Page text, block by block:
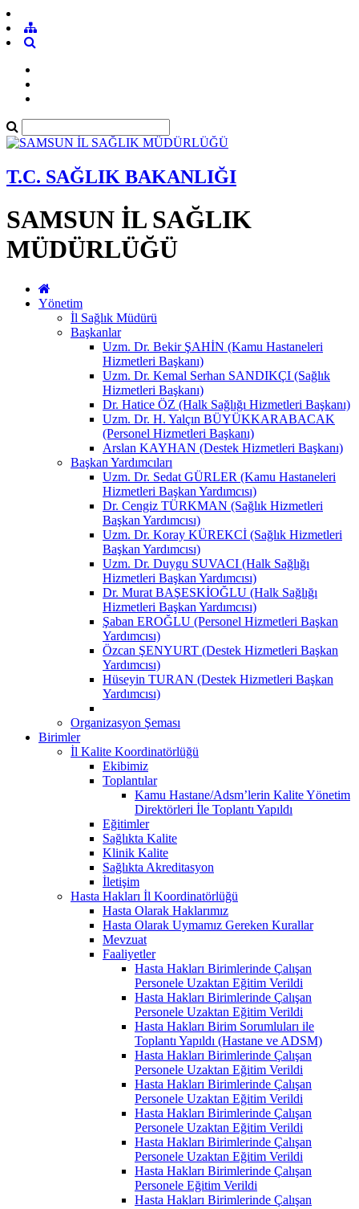
T.C. SAĞLIK BAKANLIĞI
SAMSUN İL SAĞLIK
MÜDÜRLÜĞÜ
Yönetim
İl Sağlık Müdürü
Başkanlar
Uzm. Dr. Bekir ŞAHİN (Kamu Hastaneleri
Hizmetleri Başkanı)
Uzm. Dr. Kemal Serhan SANDIKÇI (Sağlık
Hizmetleri Başkanı)
Dr. Hatice ÖZ (Halk Sağlığı Hizmetleri Başkanı)
Uzm. Dr. H. Yalçın BÜYÜKKARABACAK
(Personel Hizmetleri Başkanı)
Arslan KAYHAN (Destek Hizmetleri Başkanı)
Başkan Yardımcıları
Uzm. Dr. Sedat GÜRLER (Kamu Hastaneleri
Hizmetleri Başkan Yardımcısı)
Dr. Cengiz TÜRKMAN (Sağlık Hizmetleri
Başkan Yardımcısı)
Uzm. Dr. Koray KÜREKCİ (Sağlık Hizmetleri
Başkan Yardımcısı)
Uzm. Dr. Duygu SUVACI (Halk Sağlığı
Hizmetleri Başkan Yardımcısı)
Dr. Murat BAŞESKİOĞLU (Halk Sağlığı
Hizmetleri Başkan Yardımcısı)
Şaban EROĞLU (Personel Hizmetleri Başkan
Yardımcısı)
Özcan ŞENYURT (Destek Hizmetleri Başkan
Yardımcısı)
Hüseyin TURAN (Destek Hizmetleri Başkan
Yardımcısı)
Organizasyon Şeması
Birimler
İl Kalite Koordinatörlüğü
Ekibimiz
Toplantılar
Kamu Hastane/Adsm’lerin Kalite Yönetim
Direktörleri İle Toplantı Yapıldı
Eğitimler
Sağlıkta Kalite
Klinik Kalite
Sağlıkta Akreditasyon
İletişim
Hasta Hakları İl Koordinatörlüğü
Hasta Olarak Haklarımız
Hasta Olarak Uymamız Gereken Kurallar
Mevzuat
Faaliyetler
Hasta Hakları Birimlerinde Çalışan
Personele Uzaktan Eğitim Verildi
Hasta Hakları Birimlerinde Çalışan
Personele Uzaktan Eğitim Verildi
Hasta Hakları Birim Sorumluları ile
Toplantı Yapıldı (Hastane ve ADSM)
Hasta Hakları Birimlerinde Çalışan
Personele Uzaktan Eğitim Verildi
Hasta Hakları Birimlerinde Çalışan
Personele Uzaktan Eğitim Verildi
Hasta Hakları Birimlerinde Çalışan
Personele Uzaktan Eğitim Verildi
Hasta Hakları Birimlerinde Çalışan
Personele Uzaktan Eğitim Verildi
Hasta Hakları Birimlerinde Çalışan
Personele Eğitim Verildi
Hasta Hakları Birimlerinde Çalışan